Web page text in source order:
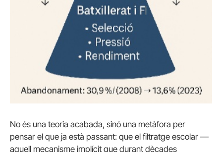
No és una teoria acabada, sinó una metàfora per
pensar el que ja està passant: que el filtratge escolar —
aquell mecanisme implícit que durant dècades